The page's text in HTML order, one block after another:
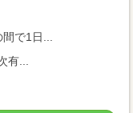
で1日...
有...